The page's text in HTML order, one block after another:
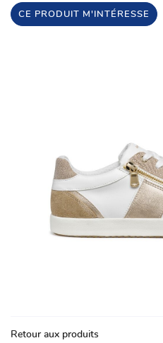
CE PRODUIT M'INTÉRESSE
Retour aux produits